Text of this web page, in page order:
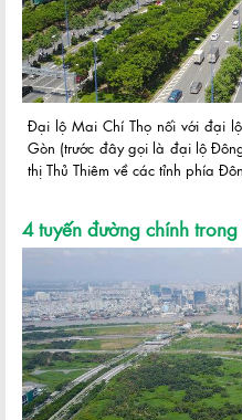
Đại lộ Mai Chí Thọ nối với đại
Gòn (trước đây gọi là đại lộ
thị Thủ Thiêm về các tỉnh phía
4 tuyến đường chính